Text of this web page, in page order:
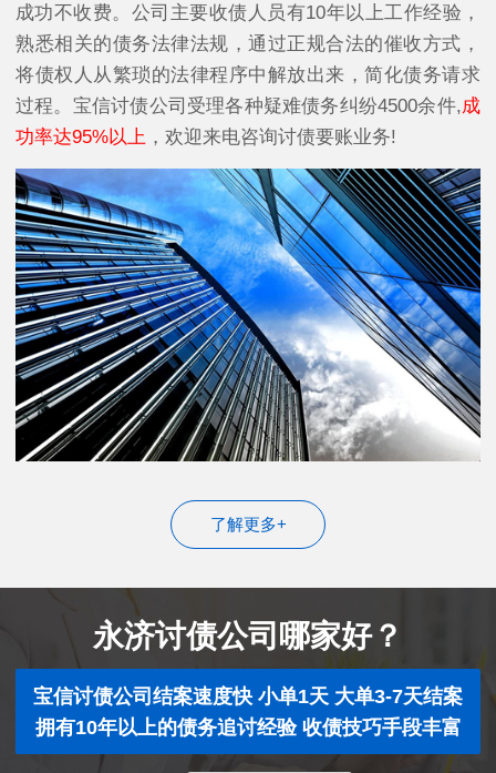
成功不收费。公司主要收债人员有10年以上工作经验，
熟悉相关的债务法律法规，通过正规合法的催收方式，
将债权人从繁琐的法律程序中解放出来，简化债务请求
过程。宝信讨债公司受理各种疑难债务纠纷4500余件,成
功率达95%以上 ，欢迎来电咨询讨债要账业务!
了解更多+
永济讨债公司哪家好？
宝信讨债公司结案速度快 小单1天 大单3-7天结案
拥有10年以上的债务追讨经验 收债技巧手段丰富